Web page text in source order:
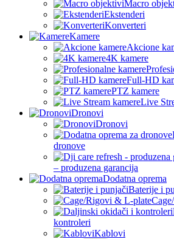
Macro
Ekstenderi
Konverteri
Kamere
Akcione
4K kamere
Full-HD
PTZ kamere
Live
Dronovi
Dronovi
dronove
– produzena garancija
Dodatna oprema
Baterije i
kontroleri
Kablovi